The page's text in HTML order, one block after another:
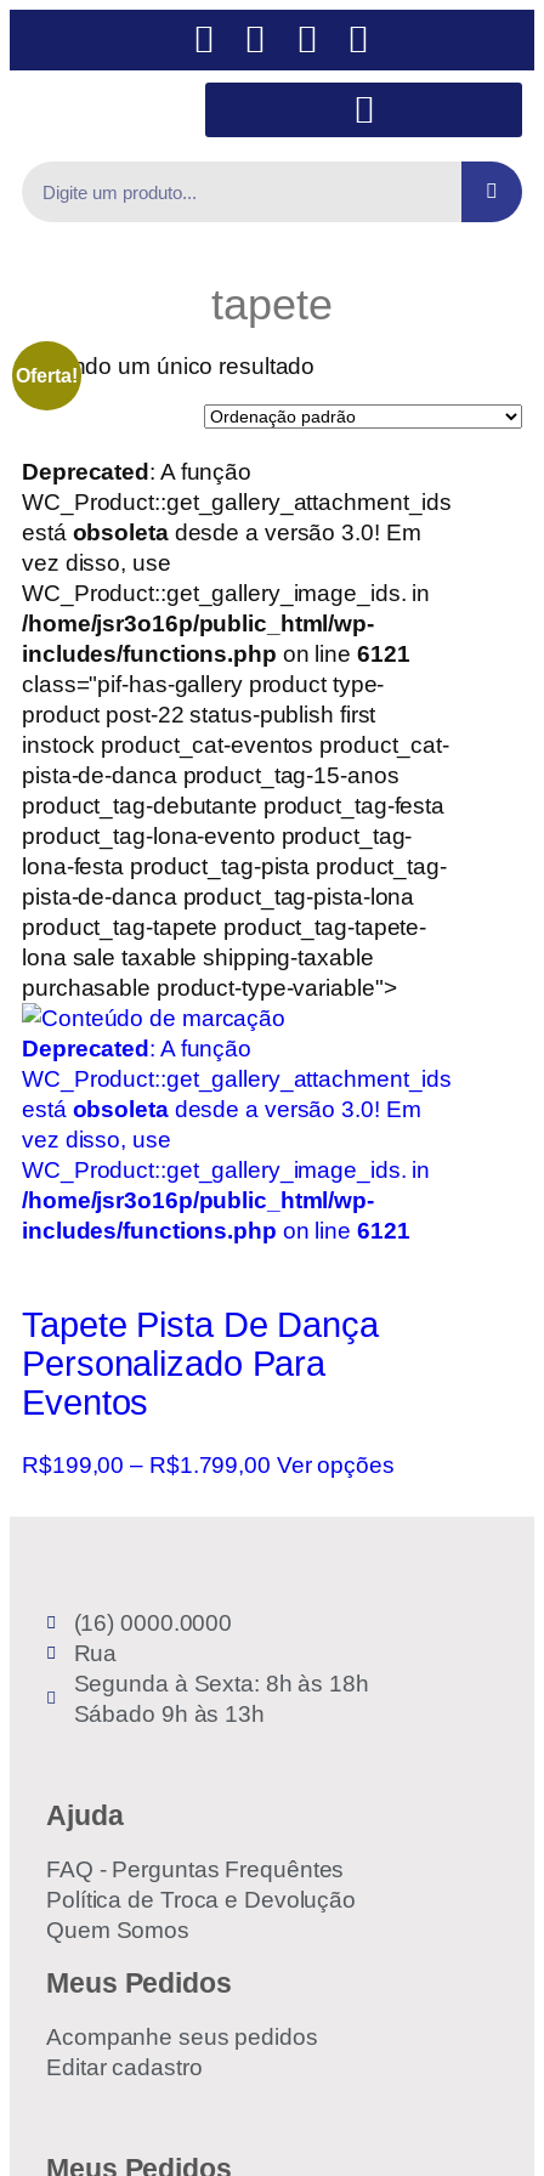
tapete
Exibindo um único resultado
Deprecated : A função
WC_Product::get_gallery_attachment_ids
está obsoletadesde a versão 3.0! Em
vez disso, use
WC_Product::get_gallery_image_ids. in
/home/jsr3o16p/public_html/wp-
includes/functions.php on line 6121
class="pif-has-gallery product type-
product post-22 status-publish first
instock product_cat-eventos product_cat-
pista-de-danca product_tag-15-anos
product_tag-debutante product_tag-festa
product_tag-lona-evento product_tag-
lona-festa product_tag-pista product_tag-
pista-de-danca product_tag-pista-lona
product_tag-tapete product_tag-tapete-
lona sale taxable shipping-taxable
purchasable product-type-variable">
Oferta!
Deprecated : A função
WC_Product::get_gallery_attachment_ids
está obsoletadesde a versão 3.0! Em
vez disso, use
WC_Product::get_gallery_image_ids. in
/home/jsr3o16p/public_html/wp-
includes/functions.php on line 6121
Tapete Pista De Dança
Personalizado Para
Eventos
R$199,00 – R$1.799,00 Ver opções
(16) 0000.0000
Rua
Segunda à Sexta: 8h às 18h
Sábado 9h às 13h
Ajuda
FAQ - Perguntas Frequêntes
Política de Troca e Devolução
Quem Somos
Meus Pedidos
Acompanhe seus pedidos
Editar cadastro
Meus Pedidos